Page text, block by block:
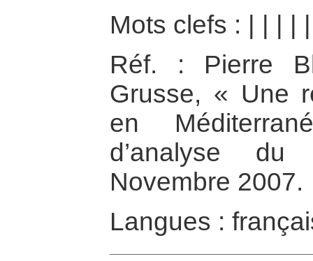
Mots clefs :
Réf. : Pierre
Grusse, « Une
en
d’analyse
Novembre 2007.
Langues :